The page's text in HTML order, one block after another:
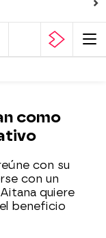
como
con su
con un
quiere
beneficio